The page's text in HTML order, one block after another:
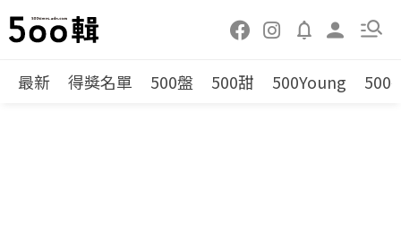
最新 得獎名單 500盤 500甜 500Young 500